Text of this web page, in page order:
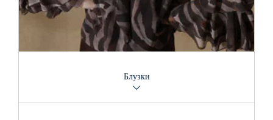
Блузки